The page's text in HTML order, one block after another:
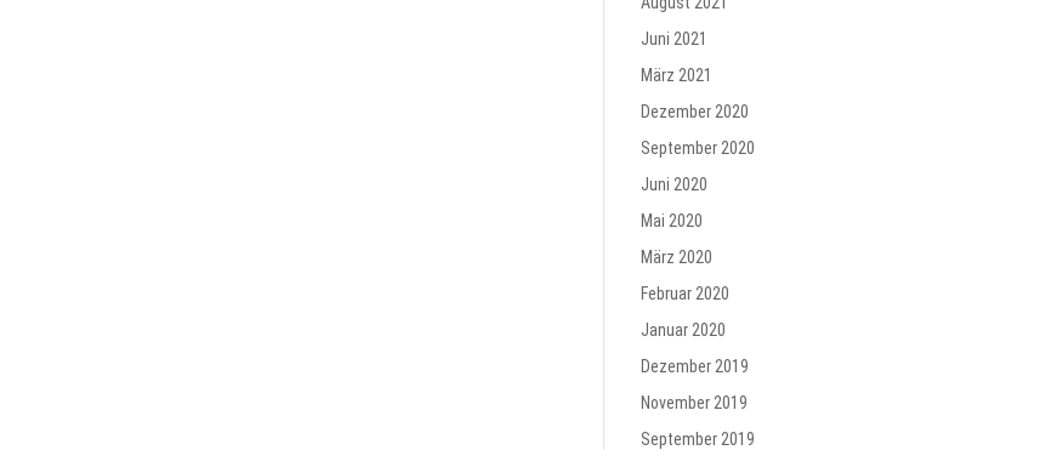
Juni 2021
März 2021
Dezember 2020
September 2020
Juni 2020
Mai 2020
März 2020
Februar 2020
Januar 2020
Dezember 2019
November 2019
September 2019